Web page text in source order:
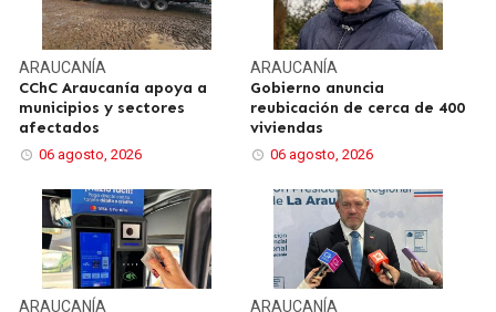
ARAUCANÍA
CChC Araucanía apoya a
municipios y sectores
afectados
06 agosto, 2026
ARAUCANÍA
Gobierno anuncia
reubicación de cerca de 400
viviendas
06 agosto, 2026
ARAUCANÍA ARAUCANÍA